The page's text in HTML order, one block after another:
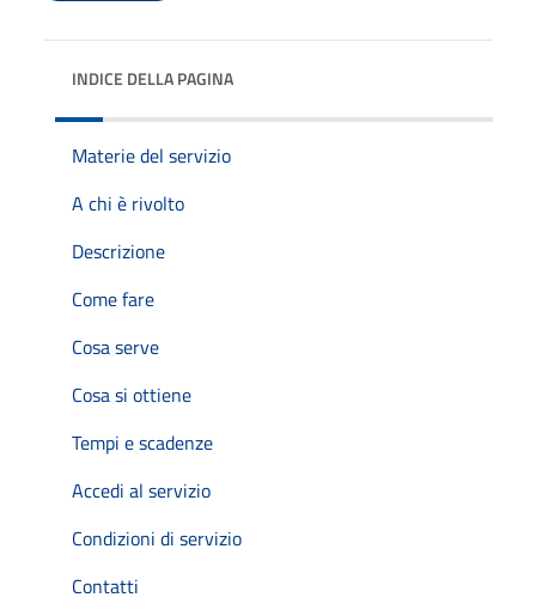
INDICE DELLA PAGINA
Materie del servizio
A chi è rivolto
Descrizione
Come fare
Cosa serve
Cosa si ottiene
Tempi e scadenze
Accedi al servizio
Condizioni di servizio
Contatti